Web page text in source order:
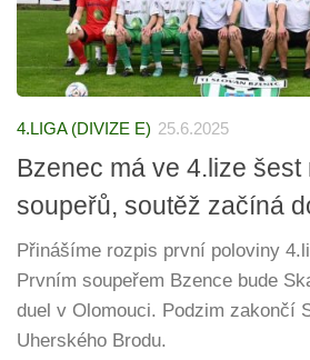
4.LIGA (DIVIZE E) 25.6.2025
Bzenec má ve 4.lize šest
soupeřů, soutěž začíná
Přinášíme rozpis první poloviny
Prvním soupeřem Bzence bude
duel v Olomouci. Podzim zakončí
Uherského Brodu.